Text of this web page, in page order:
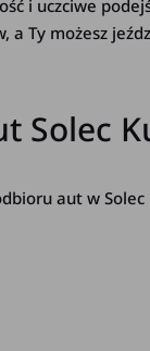
i uczciwe
a Ty możesz
Solec
aut w